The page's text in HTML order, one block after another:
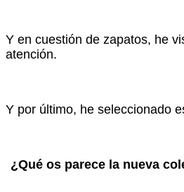
Y en cuestión de zapatos, he
atención.
Y por último, he seleccionado
¿Qué os parece la nueva